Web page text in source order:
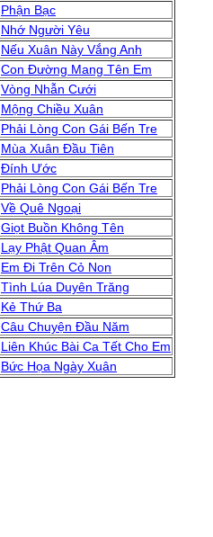
Phận Bạc
Nhớ Người Yêu
Nếu Xuân Này Vắng Anh
Con Đường Mang Tên Em
Vòng Nhẫn Cưới
Mộng Chiều Xuân
Phải Lòng Con Gái Bến Tre
Mùa Xuân Đầu Tiên
Đính Ước
Phải Lòng Con Gái Bến Tre
Về Quê Ngoại
Giọt Buồn Không Tên
Lạy Phật Quan Âm
Em Đi Trên Cỏ Non
Tình Lúa Duyên Trăng
Kẻ Thứ Ba
Câu Chuyện Đầu Năm
Liên Khúc Bài Ca Tết Cho Em
Bức Họa Ngày Xuân